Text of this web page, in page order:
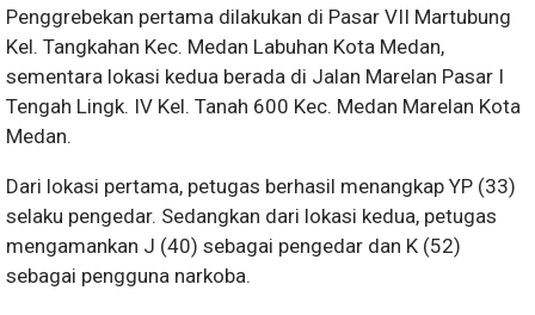
Penggrebekan pertama dilakukan di Pasar VII Martubung
Kel. Tangkahan Kec. Medan Labuhan Kota Medan,
sementara lokasi kedua berada di Jalan Marelan Pasar I
Tengah Lingk. IV Kel. Tanah 600 Kec. Medan Marelan Kota
Medan.
Dari lokasi pertama, petugas berhasil menangkap YP (33)
selaku pengedar. Sedangkan dari lokasi kedua, petugas
mengamankan J (40) sebagai pengedar dan K (52)
sebagai pengguna narkoba.